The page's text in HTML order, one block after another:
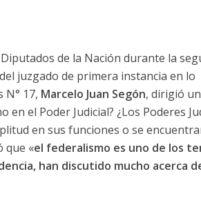
de la Nación durante la
juzgado de primera instancia en lo
N° 17, Marcelo Juan Segón, dirigió
el Poder Judicial? ¿Los Poderes
en sus funciones o se
que «el federalismo es uno de los
han discutido mucho acerca